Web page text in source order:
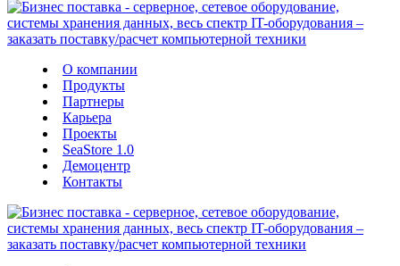
О компании
Продукты
Партнеры
Карьера
Проекты
SeaStore 1.0
Демоцентр
Контакты